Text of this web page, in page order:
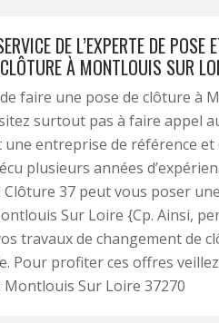
DE L’EXPERTE DE POSE
À MONTLOUIS SUR
faire une pose de clôture à
surtout pas à faire appel
une entreprise de référence et
plusieurs années
Clôture 37 peut vous poser
Sur Loire {Cp. Ainsi,
travaux de changement de
Pour profiter ces offres
Montlouis Sur Loire 37270